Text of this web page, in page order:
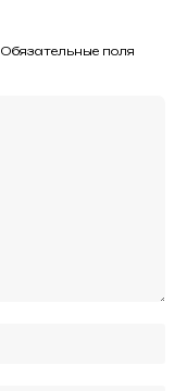
Обязательные поля